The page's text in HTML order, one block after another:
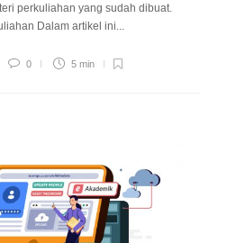
perkuliahan yang sudah dibuat.
Dalam artikel ini...
0 5 min